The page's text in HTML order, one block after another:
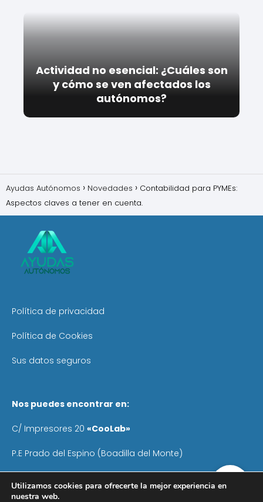
Actividad no esencial: ¿Cuáles son
y cómo se ven afectados los
autónomos?
Ayudas Autónomos Novedades
Contabilidad para PYMEs:
Aspectos claves a tener en cuenta.
Política de privacidad
Política de Cookies
Sus datos seguros
Nos puedes encontrar en:
C/ Impresores 20 «CooLab»
P.E Prado del Espino (Boadilla del Monte)
Utilizamos cookies para ofrecerte la mejor experiencia en
nuestra web.